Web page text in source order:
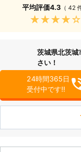
平均評価4.3（ 42
★★★★★
茨城県北茨城
さい！
24時間365日
受付中です!!